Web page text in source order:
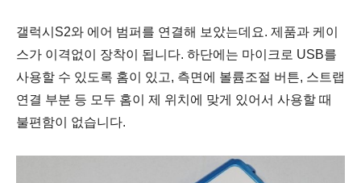
갤럭시S2와 에어 범퍼를 연결해 보았는데요. 제품과 케이
스가 이격없이 장착이 됩니다. 하단에는 마이크로 USB를
사용할 수 있도록 홈이 있고, 측면에 볼륨조절 버튼, 스트랩
연결 부분 등 모두 홈이 제 위치에 맞게 있어서 사용할 때
불편함이 없습니다.